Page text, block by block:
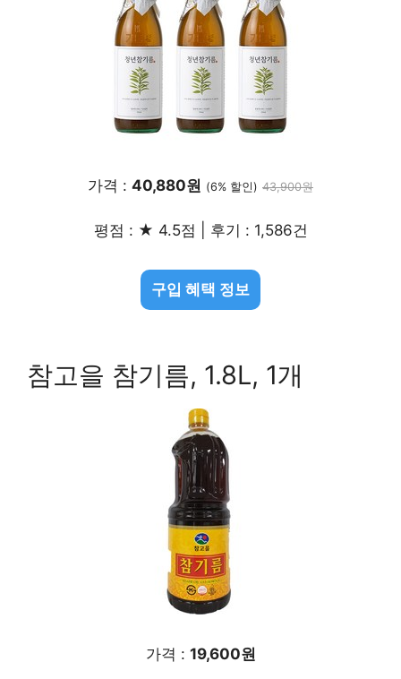
가격 : 40,880원 (6% 할인) 43,900원
평점 : ★ 4.5점 | 후기 : 1,586건
구입 혜택 정보
참고을 참기름, 1.8L, 1개
가격 : 19,600원